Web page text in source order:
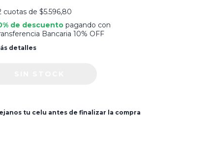
cuotas de $5.596,80
de descuentopagando con
Bancaria 10% OFF
detalles
tu celu antes de finalizar la compra